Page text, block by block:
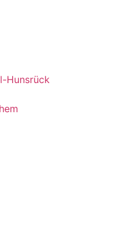
Hunsrück